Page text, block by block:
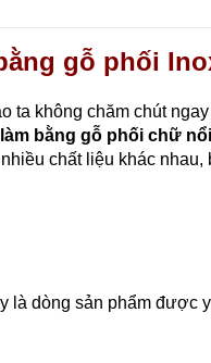
gỗ phối
ta không chăm chút
bằng gỗ phối chữ
chất liệu khác nhau,
là dòng sản phẩm được